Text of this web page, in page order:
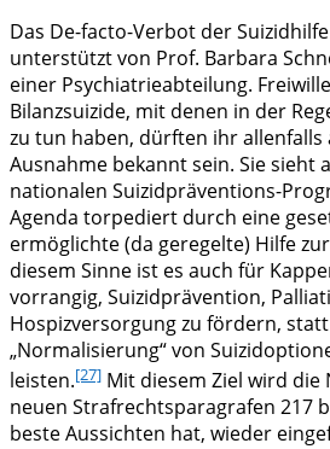
Das De-facto-Verbot der
unterstützt von Prof. Barbara
einer Psychiatrieabteilung.
Bilanzsuizide, mit denen in der
zu tun haben, dürften ihr allenfalls
Ausnahme bekannt sein. Sie sieht
nationalen Suizidpräventions-
Agenda torpediert durch eine
ermöglichte (da geregelte) Hilfe
diesem Sinne ist es auch für
vorrangig, Suizidprävention,
Hospizversorgung zu fördern,
„Normalisierung“ von
leisten.[27] Mit diesem Ziel wird die
neuen Strafrechtsparagrafen 217
beste Aussichten hat, wieder